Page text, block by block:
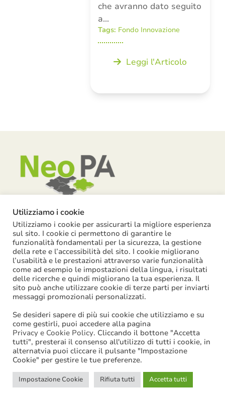
che avranno dato seguito
a…
Tags: Fondo Innovazione
Leggi l'Articolo
Piazza Garibaldi, 55 – 15121 Alessandria
info@neopa.it
info@pec.neopa.it
0131 1911 646
Seguici su Facebook
2026©NeoPA S.p.a. | tutti i diritti sono riservati | P. IVA:
02631580061
Utilizziamo i cookie
Utilizziamo i cookie per assicurarti la migliore esperienza
sul sito. I cookie ci permettono di garantire le
funzionalità fondamentali per la sicurezza, la gestione
della rete e l’accessibilità del sito. I cookie migliorano
l’usabilità e le prestazioni attraverso varie funzionalità
come ad esempio le impostazioni della lingua, i risultati
delle ricerche e quindi migliorano la tua esperienza. Il
sito può anche utilizzare cookie di terze parti per inviarti
messaggi promozionali personalizzati.
Se desideri sapere di più sui cookie che utilizziamo e su
come gestirli, puoi accedere alla pagina
Privacy e Cookie Policy. Cliccando il bottone "Accetta
tutti", presterai il consenso all'utilizzo di tutti i cookie, in
alternatvia puoi cliccare il pulsante "Impostazione
Cookie" per gestire le tue preferenze.
Impostazione Cookie Rifiuta tutti Accetta tutti